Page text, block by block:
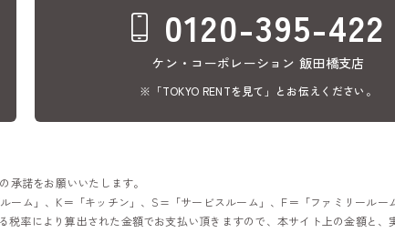
0120-395-422
ケン・コーポレーション 飯田橋支店
※「TOKYO RENTを見て」とお伝えください。
承諾をお願いいたします。
ム」、K＝「キッチン」、S=「サービスルーム」、F＝「ファミリールー
率により算出された金額でお支払い頂きますので、本サイト上の金額と、